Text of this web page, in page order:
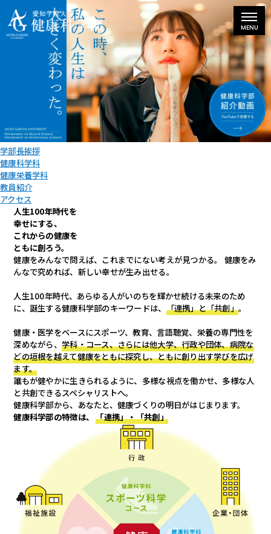
学部長挨拶
健康科学科
健康栄養学科
教員紹介
アクセス
人生100年時代を
幸せにする、
これからの健康を
ともに創ろう。
健康をみんなで問えば、これまでにない考えが見つかる。
健康をみ
んなで究めれば、新しい幸せが生み出せる。
人生100年時代、あらゆる人がいのちを輝かせ続ける未来のため
に、 誕生する健康科学部のキーワードは、 「連携」と「共創」。
健康・医学をベースにスポーツ、教育、言語聴覚、栄養の専門性を
深めながら、学科・コース、さらには他大学、行政や団体、病院な
どの垣根を越えて健康をともに探究し、ともに創り出す学びを広げ
ます。
誰もが健やかに生きられるように、多様な視点を働かせ、多様な人
と共創できるスペシャリストへ。
健康科学部から、あなたと、健康づくりの明日がはじまります。
健康科学部の特徴は、
「連携」・「共創」